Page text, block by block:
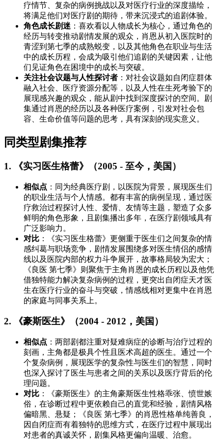
疗情节、复杂的病例挑战以及对医疗行业的深度描绘，
将满足他们对医疗剧的期待，带来沉浸式的追剧体验。
角色成长剧迷 ：喜欢看以人物成长为核心，通过角色的
经历与转变推动剧情发展的观众，肖恩从初入医院时的
青涩到第七季的成熟蜕变，以及其他角色在职业与生活
中的成长历程，会成为吸引他们追剧的关键因素，让他
们见证角色在困境中的成长与突破。
关注社会议题与人性探讨者 ：对社会议题如自闭症群体
融入社会、医疗资源分配等，以及人性在生死考验下的
展现感兴趣的观众，能从剧中找到深度探讨的空间。剧
集通过肖恩的经历以及各种医疗案例，引发对社会包
容、生命价值等问题的思考，具有深刻的现实意义。
同类型剧集推荐
1. 《实习医生格蕾》（2005 - 至今，美国）
相似点 ：同为经典医疗剧，以医院为背景，展现医生们
的职业生活与个人情感。都有丰富的病例呈现，通过医
疗救治过程探讨人性、爱情、友情等主题，塑造了众多
鲜明的角色形象，且剧集播出多年，在医疗剧领域具有
广泛影响力。
对比 ：《实习医生格蕾》更侧重于医生们之间复杂的情
感纠葛与职场竞争，剧情发展围绕多对医生情侣的感情
线以及医院内部的权力斗争展开，故事格局较为宏大；
《良医 第七季》则聚焦于主角肖恩的成长历程以及他凭
借独特能力解决复杂病例的过程，更突出自闭症天才医
生在医疗行业的奋斗与突破，情感线相对更集中在肖恩
的家庭与同事关系上。
2. 《豪斯医生》（2004 - 2012，美国）
相似点 ：两部剧都注重对疑难病症的诊断与治疗过程的
刻画，主角都是极具个性且医术高超的医生。通过一个
个复杂病例，展现医学的复杂性与医生们的智慧，同时
也深入探讨了医生与患者之间的关系以及医疗背后的伦
理问题。
对比 ：《豪斯医生》的主角豪斯医生性格乖张、愤世嫉
俗，在诊断过程中更依赖自己的直觉和经验，剧情风格
偏暗黑、悬疑；《良医 第七季》的肖恩性格单纯善良，
因自闭症而有着独特的思维方式，在医疗过程中展现出
对患者的真诚关怀，剧集风格更偏向温暖、治愈。